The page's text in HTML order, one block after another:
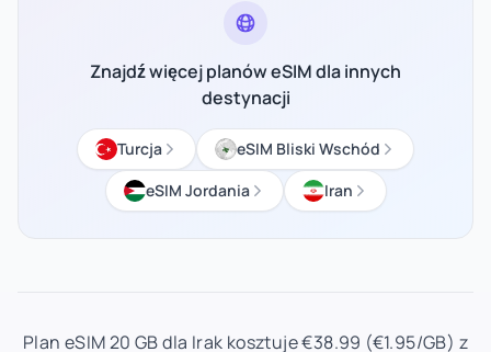
Znajdź więcej planów eSIM dla innych
destynacji
Turcja
eSIM Bliski Wschód
eSIM Jordania
Iran
Plan eSIM 20 GB dla Irak kosztuje €38.99 (€1.95/GB) z